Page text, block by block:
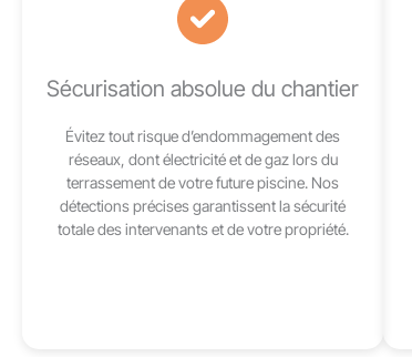
Sécurisation absolue du chantier
Évitez tout risque d’endommagement des
réseaux, dont électricité et de gaz lors du
terrassement de votre future piscine. Nos
détections précises garantissent la sécurité
totale des intervenants et de votre propriété.